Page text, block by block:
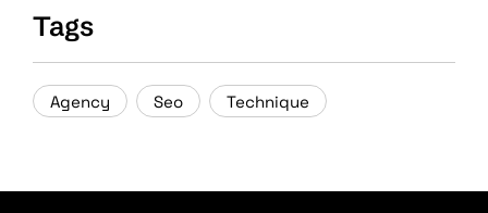
Tags
Agency Seo Technique